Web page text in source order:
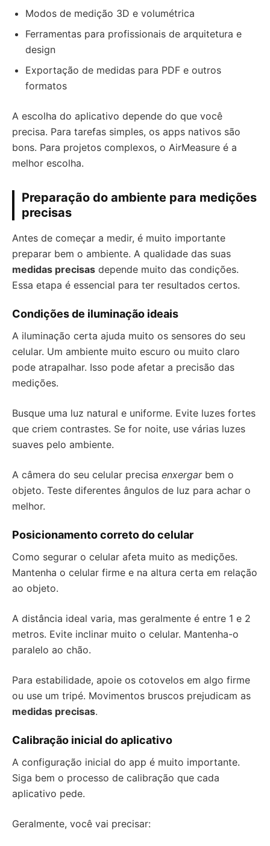
Modos de medição 3D e volumétrica
Ferramentas para profissionais de arquitetura e
design
Exportação de medidas para PDF e outros
formatos
A escolha do aplicativo depende do que você
precisa. Para tarefas simples, os apps nativos são
bons. Para projetos complexos, o AirMeasure é a
melhor escolha.
Preparação do ambiente para medições
precisas
Antes de começar a medir, é muito importante
preparar bem o ambiente. A qualidade das suas
medidas precisas depende muito das condições.
Essa etapa é essencial para ter resultados certos.
Condições de iluminação ideais
A iluminação certa ajuda muito os sensores do seu
celular. Um ambiente muito escuro ou muito claro
pode atrapalhar. Isso pode afetar a precisão das
medições.
Busque uma luz natural e uniforme. Evite luzes fortes
que criem contrastes. Se for noite, use várias luzes
suaves pelo ambiente.
A câmera do seu celular precisa enxergarbem o
objeto. Teste diferentes ângulos de luz para achar o
melhor.
Posicionamento correto do celular
Como segurar o celular afeta muito as medições.
Mantenha o celular firme e na altura certa em relação
ao objeto.
A distância ideal varia, mas geralmente é entre 1 e 2
metros. Evite inclinar muito o celular. Mantenha-o
paralelo ao chão.
Para estabilidade, apoie os cotovelos em algo firme
ou use um tripé. Movimentos bruscos prejudicam as
medidas precisas.
Calibração inicial do aplicativo
A configuração inicial do app é muito importante.
Siga bem o processo de calibração que cada
aplicativo pede.
Geralmente, você vai precisar: